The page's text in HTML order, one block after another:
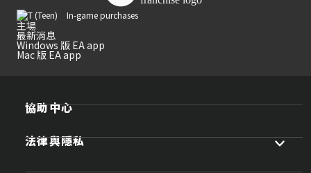
In-game purchases
主場
最新消息
Windows 版 EA app
Mac 版 EA app
協助中心
法律與隱私